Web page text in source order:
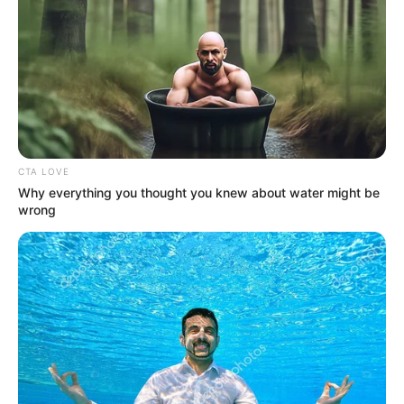
Mute
Kunjungi Situs Samehadaku
5.Anime-indo
(foto: anime-indo)
CTA LOVE
Why everything you thought you knew about water might be
wrong